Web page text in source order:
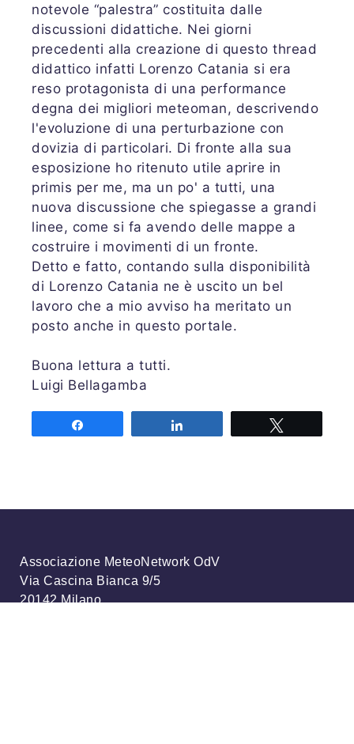
notevole “palestra” costituita dalle
discussioni didattiche. Nei giorni
precedenti alla creazione di questo thread
didattico infatti Lorenzo Catania si era
reso protagonista di una performance
degna dei migliori meteoman, descrivendo
l'evoluzione di una perturbazione con
dovizia di particolari. Di fronte alla sua
esposizione ho ritenuto utile aprire in
primis per me, ma un po' a tutti, una
nuova discussione che spiegasse a grandi
linee, come si fa avendo delle mappe a
costruire i movimenti di un fronte.
Detto e fatto, contando sulla disponibilità
di Lorenzo Catania ne è uscito un bel
lavoro che a mio avviso ha meritato un
posto anche in questo portale.
Buona lettura a tutti.
Luigi Bellagamba
Associazione MeteoNetwork OdV
Via Cascina Bianca 9/5
20142 Milano